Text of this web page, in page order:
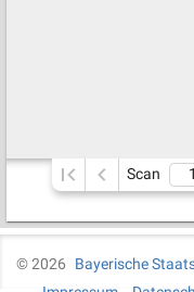
Scan
©2026
Bayerische